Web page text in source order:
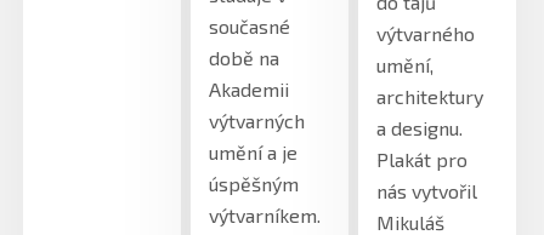
současné
době na
Akademii
výtvarných
umění a je
úspěšným
výtvarníkem.
výtvarného
umění,
architektury
a designu.
Plakát pro
nás vytvořil
Mikuláš